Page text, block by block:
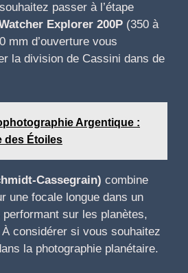
passer à l’étape
Explorer 200P (350 à
mm d’ouverture vous
la division de Cassini dans de
Argentique :
des Étoiles
Cassegrain) combine
une focale longue dans un
sur les planètes,
considérer si vous souhaitez
la photographie planétaire.